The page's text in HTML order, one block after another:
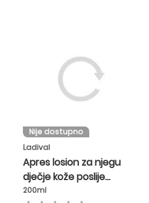
Nije dostupno
Ladival
Apres losion za njegu
dječje kože poslije
sunčanja
200ml